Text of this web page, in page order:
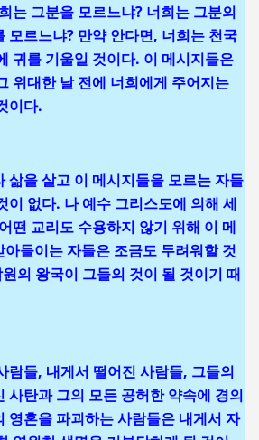
는 그분을 모르느냐? 너희는 그분의
모르느냐? 만약 안다면, 너희는 천국
귀를 기울일 것이다. 이 메시지들은
위대한 날 전에 너희에게 주어지는
이다.
삶을 살고 이 메시지들을 모르는 자들
이 없다. 나 예수 그리스도에 의해 세
떤 교리도 수용하지 않기 위해 이 메
들이는 자들은 조금도 두려워할 것
의 왕국이 그들의 것이 될 것이기 때
람들, 내게서 떨어진 사람들, 그들의
사탄과 그의 모든 공허한 약속에 경의
영혼을 파괴하는 사람들은 내게서 자